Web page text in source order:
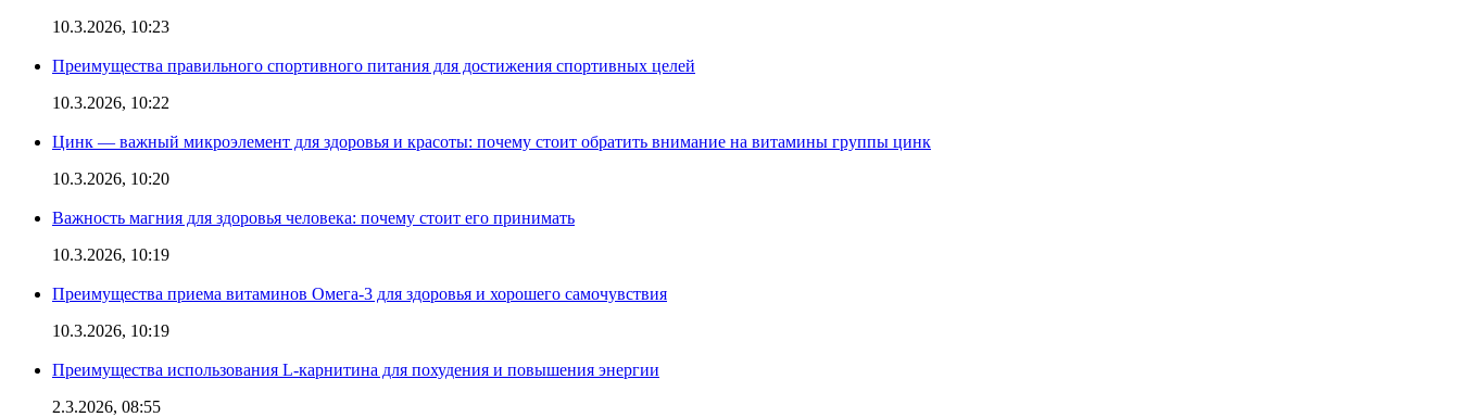
10.3.2026, 10:23
Преимущества правильного спортивного питания для достижения спортивных целей
10.3.2026, 10:22
Цинк — важный микроэлемент для здоровья и красоты: почему стоит обратить внимание на витамины группы цинк
10.3.2026, 10:20
Важность магния для здоровья человека: почему стоит его принимать
10.3.2026, 10:19
Преимущества приема витаминов Омега-3 для здоровья и хорошего самочувствия
10.3.2026, 10:19
Преимущества использования L-карнитина для похудения и повышения энергии
2.3.2026, 08:55